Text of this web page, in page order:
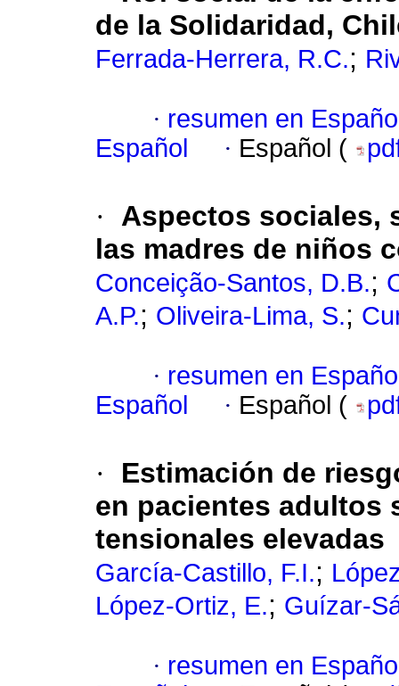
de la Solidaridad,
Ferrada-Herrera, R.C.;
· resumen en
Español
· Español (
·
Aspectos sociales,
las madres de niños
Conceição-Santos, D.B.;
A.P.; Oliveira-Lima, S.;
· resumen en
Español
· Español (
·
Estimación de
en pacientes adultos
tensionales elevadas
García-Castillo, F.I.;
López-Ortiz, E.; Guízar-
· resumen en